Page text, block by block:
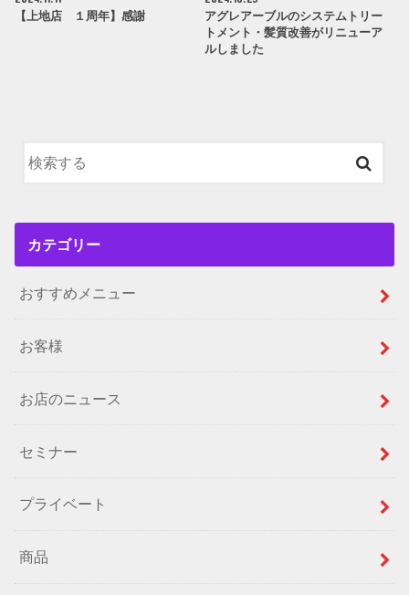
【上地店 １周年】感謝
アグレアーブルのシステムトリー
トメント・髪質改善がリニューア
ルしました
カテゴリー
おすすめメニュー
お客様
お店のニュース
セミナー
プライベート
商品